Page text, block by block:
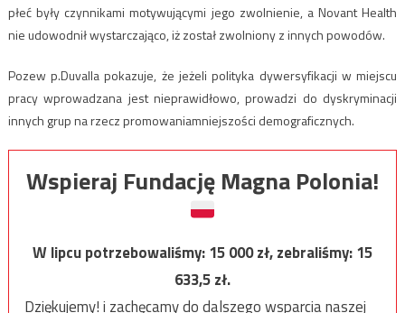
płeć były czynnikami motywującymi jego zwolnienie, a Novant Health
nie udowodnił wystarczająco, iż został zwolniony z innych powodów.
Pozew p.Duvalla pokazuje, że jeżeli polityka dywersyfikacji w miejscu
pracy wprowadzana jest nieprawidłowo, prowadzi do dyskryminacji
innych grup na rzecz promowaniamniejszości demograficznych.
Wspieraj Fundację Magna Polonia!
W lipcu potrzebowaliśmy:15 000zł, zebraliśmy:15
633,5zł.
Dziękujemy! i zachęcamy do dalszego wsparcia naszej